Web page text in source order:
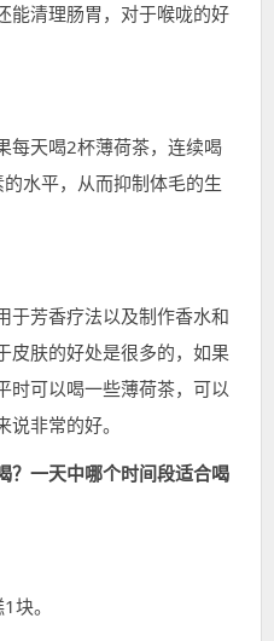
能清理肠胃，对于喉咙的好
每天喝2杯薄荷茶，连续喝
水平，从而抑制体毛的生
于芳香疗法以及制作香水和
皮肤的好处是很多的，如果
时可以喝一些薄荷茶，可以
非常的好。
？一天中哪个时间段适合喝
块。